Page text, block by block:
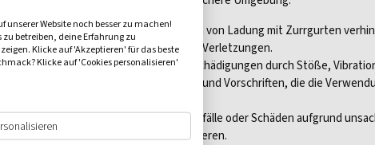
: Das ordnungsgemäße Sichern von Ladung mit Zurrgurten
minimiert das Risiko von Unfällen und Verletzungen.
: Zurrgurte helfen, die Ladung vor Beschädigungen durch Stöße,
: Viele Länder haben Gesetze und Vorschriften, die die
und Einzelpersonen können für Unfälle oder Schäden aufgrund
dazu beitragen, die Haftung zu reduzieren.
unserer Website noch besser zu machen!
zu betreiben, deine Erfahrung zu
Klicke auf 'Akzeptieren' für das beste
Klicke auf 'Cookies personalisieren'